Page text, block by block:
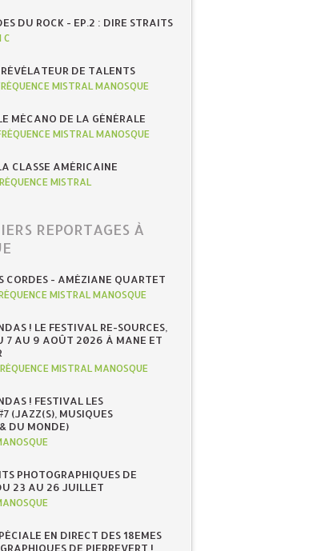
DU ROCK - EP.2 : DIRE STRAITS
C
DE TALENTS
MISTRAL MANOSQUE
MÉCANO DE LA GÉNÉRALE
MISTRAL MANOSQUE
CLASSE AMÉRICAINE
MISTRAL
REPORTAGES À
CORDES - AMÉZIANE QUARTET
MISTRAL MANOSQUE
! LE FESTIVAL RE-SOURCES,
7 AU 9 AOÛT 2026 À MANE ET
MISTRAL MANOSQUE
! FESTIVAL LES
(JAZZ(S), MUSIQUES
DU MONDE)
PHOTOGRAPHIQUES DE
23 AU 26 JUILLET
EN DIRECT DES 18EMES
DE PIERREVERT !